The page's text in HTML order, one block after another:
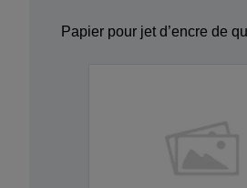
Papier pour jet d’encre de